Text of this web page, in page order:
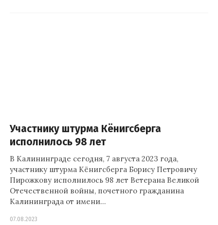
Участнику штурма Кёнигсберга
исполнилось 98 лет
В Калининграде сегодня, 7 августа 2023 года,
участнику штурма Кёнигсберга Борису Петровичу
Пирожкову исполнилось 98 лет Ветерана Великой
Отечественной войны, почетного гражданина
Калининграда от имени…
07.08.2023